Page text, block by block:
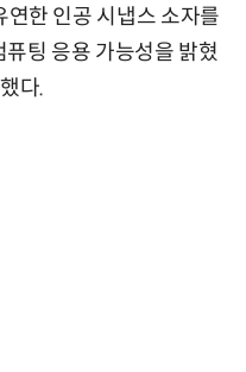
한 인공 시냅스 소자를
팅 응용 가능성을 밝혔
다.